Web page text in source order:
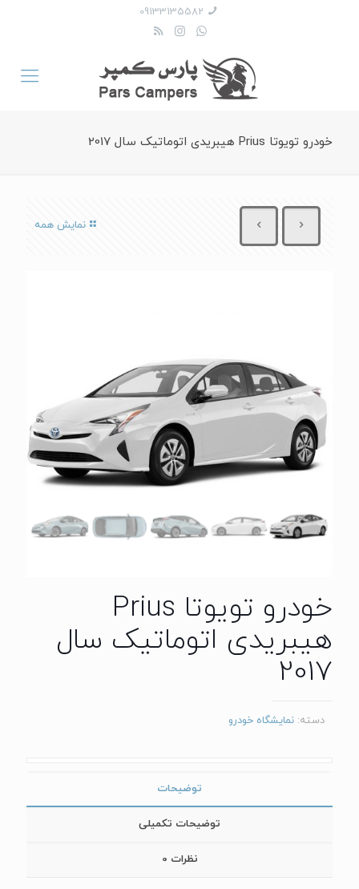
09133135582
خودرو تویوتا Prius هیبریدی اتوماتیک سال 2017
نمایش همه
خودرو تویوتا Prius
هیبریدی اتوماتیک سال
2017
دسته: نمایشگاه خودرو
توضیحات
توضیحات تکمیلی
نظرات 0